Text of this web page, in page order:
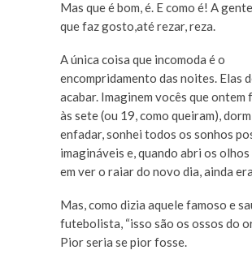
Mas que é bom, é. E como é! A
que faz gosto,até rezar, reza.
A única coisa que incomoda é o
encompridamento das noites. Elas
acabar. Imaginem vocês que ontem
às sete (ou 19, como queiram),
enfadar, sonhei todos os sonhos
imagináveis e, quando abri os olhos
em ver o raiar do novo dia, ainda
Mas, como dizia aquele famoso e
futebolista, “isso são os ossos do
Pior seria se pior fosse.